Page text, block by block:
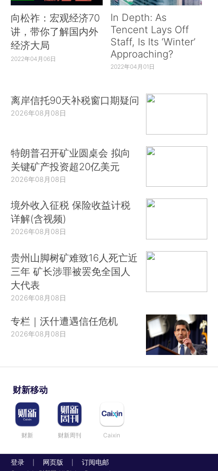
向松祚：宏观经济70
讲，带你了解国内外
经济大局
2022年04月06日
In Depth: As
Tencent Lays Off
Staff, Is Its ‘Winter’
Approaching?
2022年04月01日
离岸信托90天补税窗口期疑问
2026年08月08日
特朗普召开矿业圆桌会 拟向
关键矿产投资超20亿美元
2026年08月08日
境外收入征税 保险收益计税
详解(含视频)
2026年08月08日
贵州山脚树矿难致16人死亡近
三年 矿长涉罪被罢免全国人
大代表
2026年08月08日
专栏｜沃什遭遇信任危机
2026年08月08日
财新移动
财新 财新周刊 Caixin
登录 网页版 订阅电邮